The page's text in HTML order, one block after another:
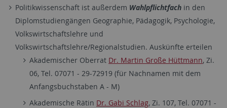
Politikwissenschaft ist außerdem Wahlpflichtfach in den
Diplomstudiengängen Geographie, Pädagogik, Psychologie,
Volkswirtschaftslehre und
Volkswirtschaftslehre/Regionalstudien. Auskünfte erteilen
Akademischer Oberrat Dr. Martin Große Hüttmann, Zi.
06, Tel. 07071 - 29-72919 (für Nachnamen mit dem
Anfangsbuchstaben A - M)
Akademische Rätin Dr. Gabi Schlag, Zi. 107, Tel. 07071 -